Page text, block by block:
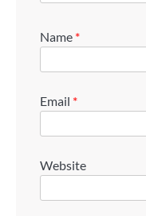
Name *
Email *
Website